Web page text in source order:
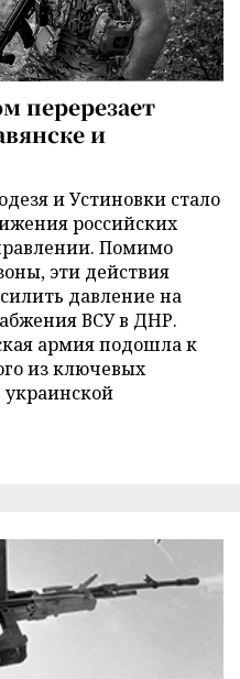
перерезает
и
и Устиновки стало
российских
Помимо
эти действия
давление на
ВСУ в ДНР.
армия подошла к
из ключевых
украинской